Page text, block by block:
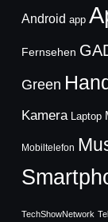
Android app
Fernsehen
Green
Kamera Laptop
Mobiltelefon
TechShowNetwork